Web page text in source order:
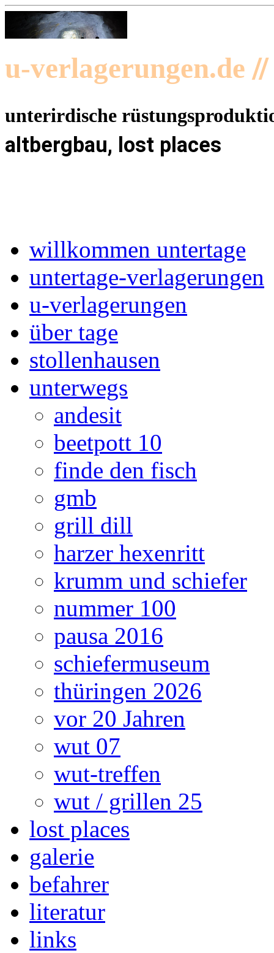
u-verlagerungen.de
unterirdische
altbergbau, lost places
willkommen untertage
untertage-verlagerungen
u-verlagerungen
über tage
stollenhausen
unterwegs
andesit
beetpott 10
finde den fisch
gmb
grill dill
harzer hexenritt
krumm und schiefer
nummer 100
pausa 2016
schiefermuseum
thüringen 2026
vor 20 Jahren
wut 07
wut-treffen
wut / grillen 25
lost places
galerie
befahrer
literatur
links